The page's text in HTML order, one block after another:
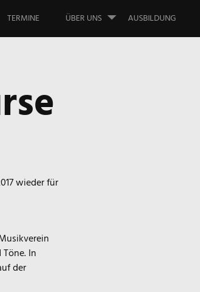
TERMINE ÜBER UNS AUSBILDUNG
wieder für
In
der